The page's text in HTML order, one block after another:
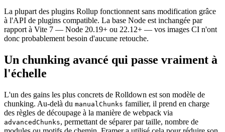
La plupart des plugins Rollup fonctionnent sans modification grâce
à l'API de plugins compatible. La base Node est inchangée par
rapport à Vite 7 — Node 20.19+ ou 22.12+ — vos images CI n'ont
donc probablement besoin d'aucune retouche.
Un chunking avancé qui passe vraiment à
l'échelle
L'un des gains les plus concrets de Rolldown est son modèle de
chunking. Au-delà du manualChunks familier, il prend en charge
des règles de découpage à la manière de webpack via
advancedChunks, permettant de séparer par taille, nombre de